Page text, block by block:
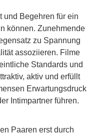
und Begehren für ein
können. Zunehmende
zu Spannung
assoziieren. Filme
Standards und
aktiv und erfüllt
Erwartungsdruck
Intimpartner führen.
Paaren erst durch